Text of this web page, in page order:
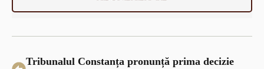
Tribunalul Constanța pronunță prima decizie